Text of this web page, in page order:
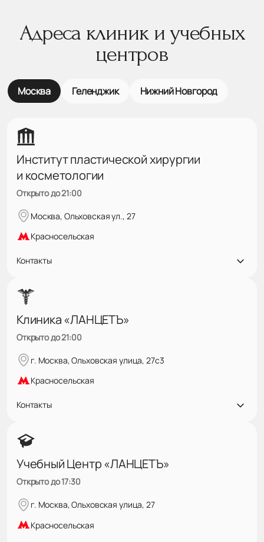
Адреса клиник и учебных
центров
Москва Геленджик Нижний Новгород
Институт пластической хирургии
и косметологии
Открыто до 21:00
Москва, Ольховская ул., 27
Красносельская
Контакты
Клиника «ЛАНЦЕТЪ»
Открыто до 21:00
г. Москва, Ольховская улица, 27с3
Красносельская
Контакты
Учебный Центр «ЛАНЦЕТЪ»
Открыто до 17:30
г. Москва, Ольховская улица, 27
Красносельская